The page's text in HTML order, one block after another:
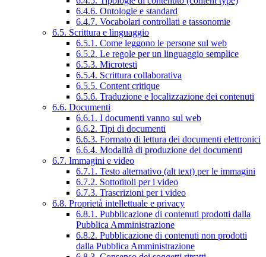
6.4.6. Ontologie e standard
6.4.7. Vocabolari controllati e tassonomie
6.5. Scrittura e linguaggio
6.5.1. Come leggono le persone sul web
6.5.2. Le regole per un linguaggio semplice
6.5.3. Microtesti
6.5.4. Scrittura collaborativa
6.5.5. Content critique
6.5.6. Traduzione e localizzazione dei contenuti
6.6. Documenti
6.6.1. I documenti vanno sul web
6.6.2. Tipi di documenti
6.6.3. Formato di lettura dei documenti elettronici
6.6.4. Modalità di produzione dei documenti
6.7. Immagini e video
6.7.1. Testo alternativo (alt text) per le immagini
6.7.2. Sottotitoli per i video
6.7.3. Trascrizioni per i video
6.8. Proprietà intellettuale e privacy
6.8.1. Pubblicazione di contenuti prodotti dalla
Pubblica Amministrazione
6.8.2. Pubblicazione di contenuti non prodotti
dalla Pubblica Amministrazione